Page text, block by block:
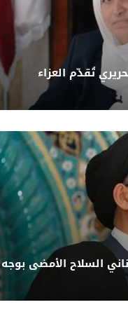
تُقدّم العزاء
السلاح الأمضى بوجه